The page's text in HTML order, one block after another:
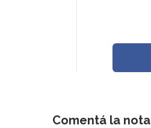
Comentá la nota